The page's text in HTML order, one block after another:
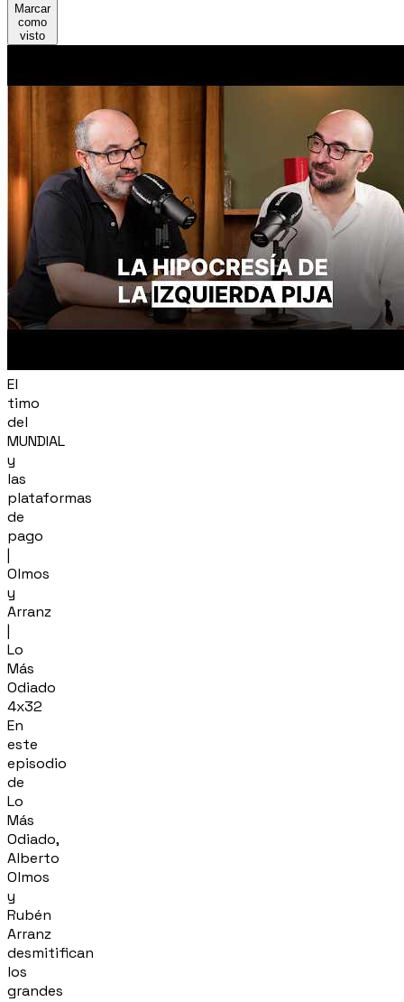
Marcar
como
visto
El
timo
del
MUNDIAL
y
las
plataformas
de
pago
|
Olmos
y
Arranz
|
Lo
Más
Odiado
4x32
En
este
episodio
de
Lo
Más
Odiado,
Alberto
Olmos
y
Rubén
Arranz
desmitifican
los
grandes